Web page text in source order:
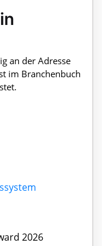
an der Adresse
im Branchenbuch
2026